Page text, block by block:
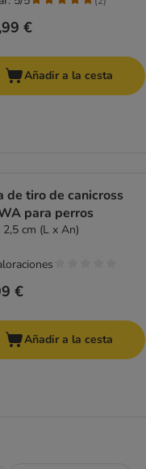
€
Añadir a la cesta
de tiro de canicross
para perros
cm (L x An)
€
Añadir a la cesta